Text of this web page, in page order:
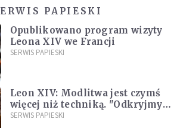
PAPIESKI
Opublikowano program wizyty
Leona XIV we Francji
SERWIS PAPIESKI
Leon XIV: Modlitwa jest czymś
więcej niż techniką. "Odkryjmy
ją na nowo"
SERWIS PAPIESKI